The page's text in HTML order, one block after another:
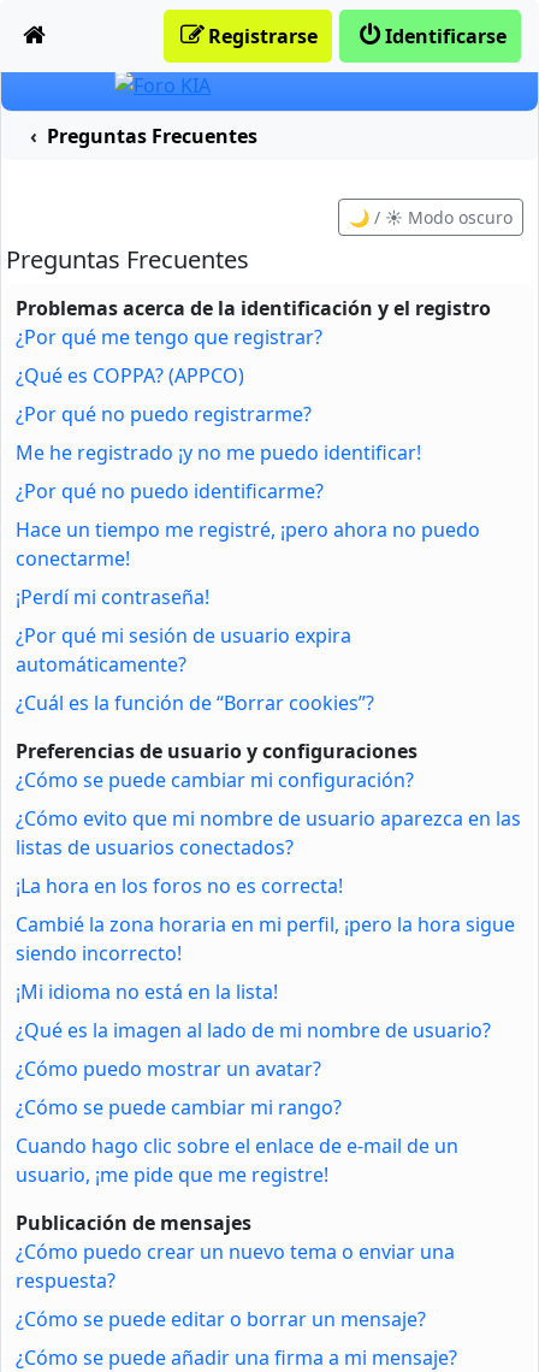
Identificarse
Registrarse
Preguntas Frecuentes
🌙 / ☀️ Modo oscuro
Preguntas Frecuentes
Problemas acerca de la identificación y el registro
¿Por qué me tengo que registrar?
¿Qué es COPPA? (APPCO)
¿Por qué no puedo registrarme?
Me he registrado ¡y no me puedo identificar!
¿Por qué no puedo identificarme?
Hace un tiempo me registré, ¡pero ahora no puedo
conectarme!
¡Perdí mi contraseña!
¿Por qué mi sesión de usuario expira
automáticamente?
¿Cuál es la función de “Borrar cookies”?
Preferencias de usuario y configuraciones
¿Cómo se puede cambiar mi configuración?
¿Cómo evito que mi nombre de usuario aparezca en las
listas de usuarios conectados?
¡La hora en los foros no es correcta!
Cambié la zona horaria en mi perfil, ¡pero la hora sigue
siendo incorrecto!
¡Mi idioma no está en la lista!
¿Qué es la imagen al lado de mi nombre de usuario?
¿Cómo puedo mostrar un avatar?
¿Cómo se puede cambiar mi rango?
Cuando hago clic sobre el enlace de e-mail de un
usuario, ¡me pide que me registre!
Publicación de mensajes
¿Cómo puedo crear un nuevo tema o enviar una
respuesta?
¿Cómo se puede editar o borrar un mensaje?
¿Cómo se puede añadir una firma a mi mensaje?